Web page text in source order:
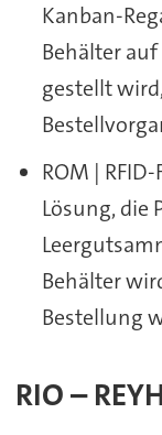
Kanban-
Behälter
gestellt
ROM | RFID-
Lösung, die
Behälter
Bestellung
RIO –